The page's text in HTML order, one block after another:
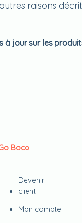
raisons
à jour sur les
Boco
Devenir
client
Mon compte